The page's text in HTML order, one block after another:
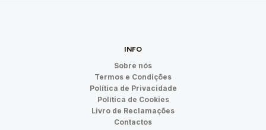
INFO
Sobre nós
Termos e Condições
Política de Privacidade
Política de Cookies
Livro de Reclamações
Contactos